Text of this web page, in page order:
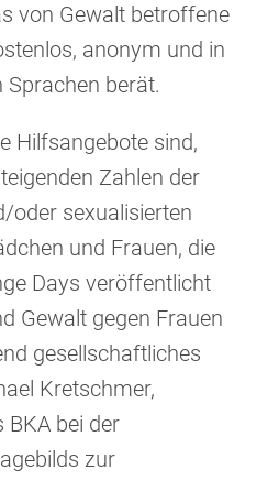
von Gewalt betroffene
anonym und in
Sprachen berät.
Hilfsangebote sind,
Zahlen der
oder sexualisierten
und Frauen, die
Days veröffentlicht
Gewalt gegen Frauen
gesellschaftliches
Kretschmer,
BKA bei der
zur